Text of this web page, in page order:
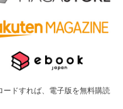
ドすれば、電子版を無料購読